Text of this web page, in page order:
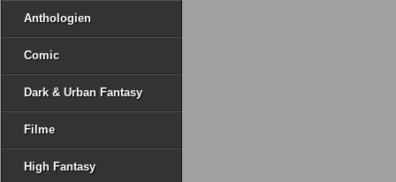
Anthologien
Comic
Dark & Urban Fantasy
Filme
High Fantasy